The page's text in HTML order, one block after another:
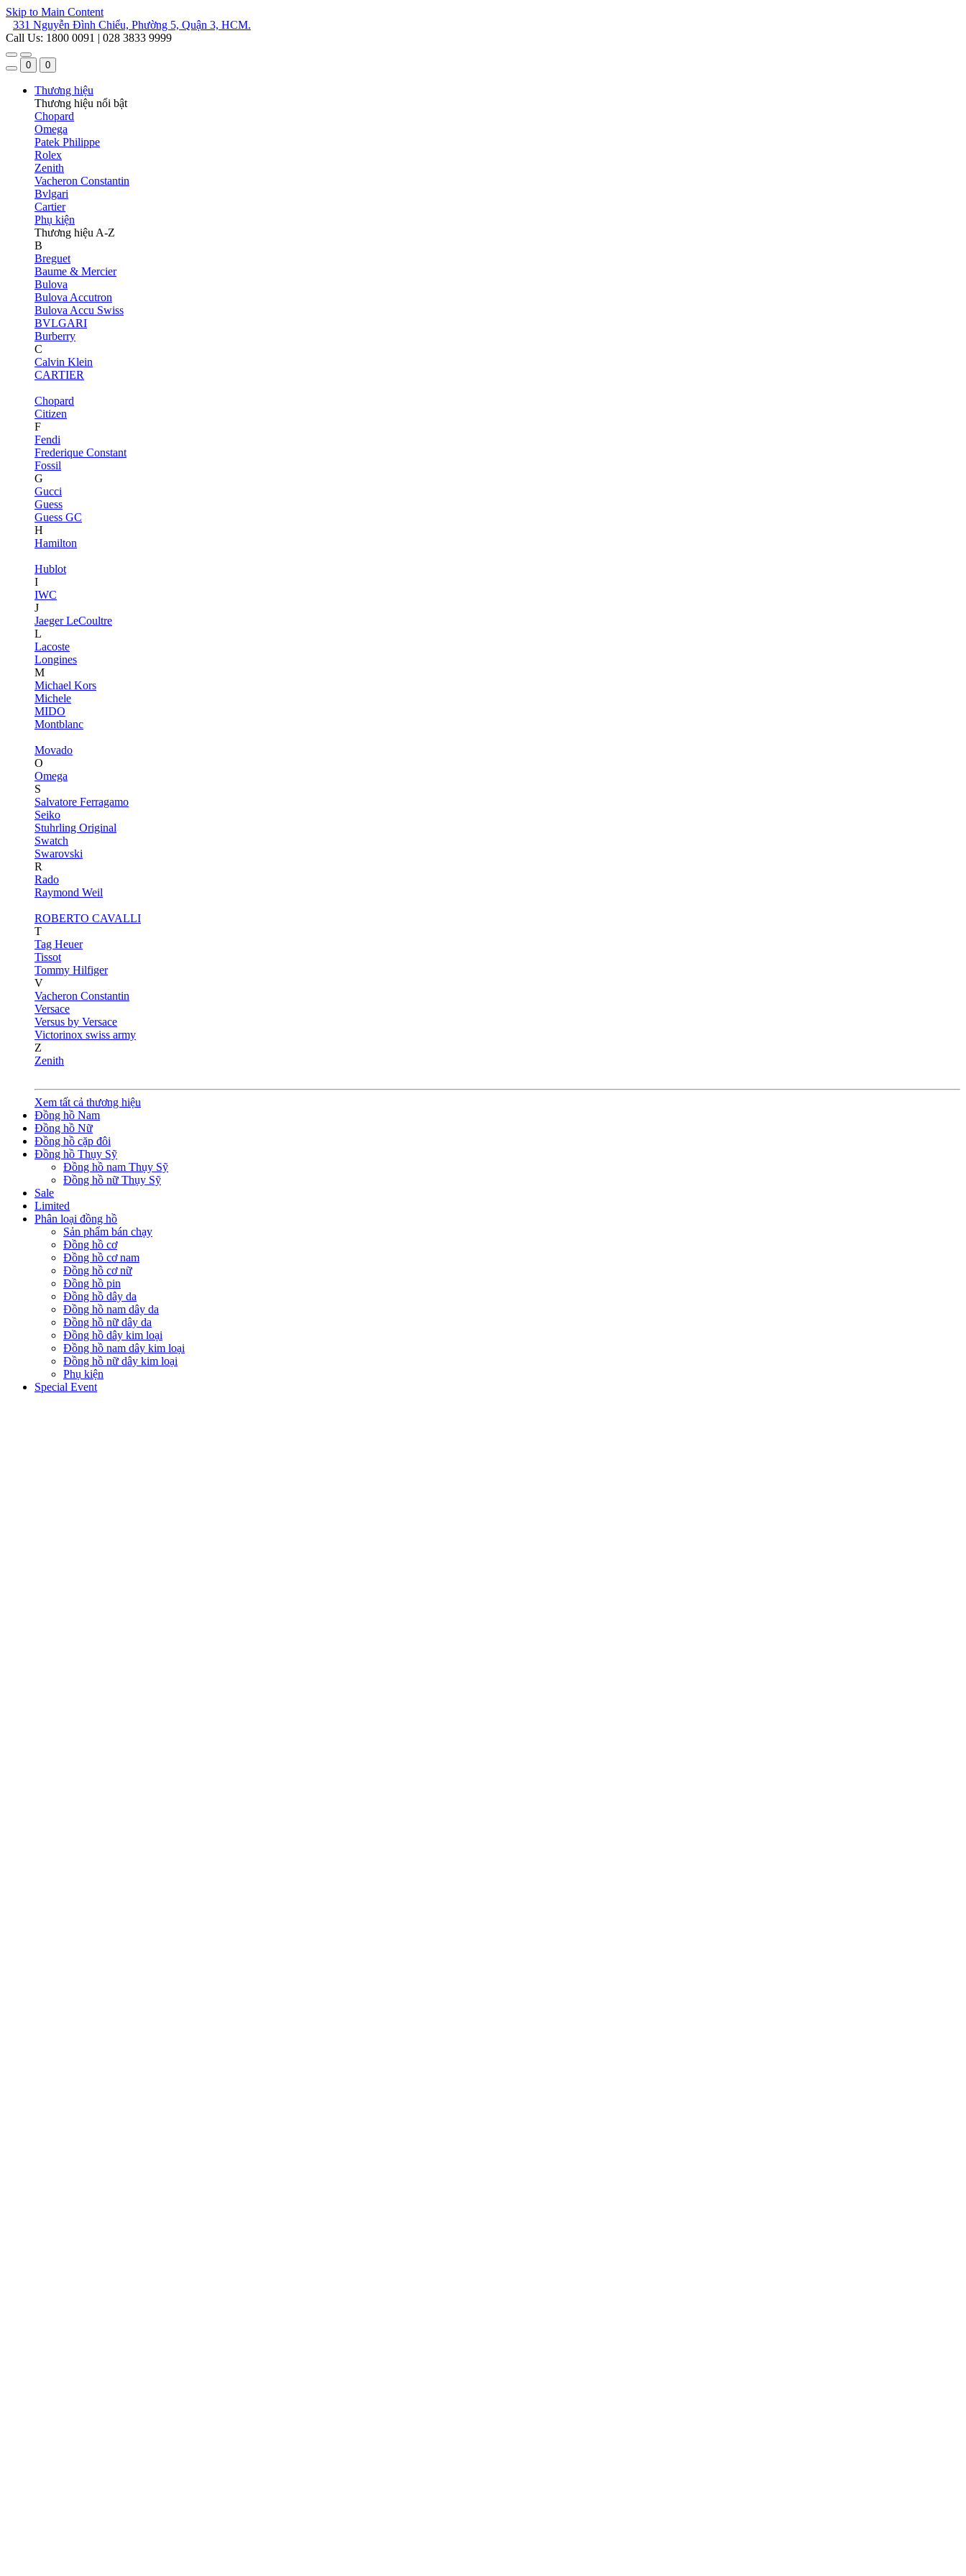
Skip to Main Content
331 Nguyễn Đình Chiểu, Phường 5, Quận 3, HCM.
Call Us: 1800 0091 | 028 3833 9999
0 0
Thương hiệu
Thương hiệu nổi bật
Chopard
Omega
Patek Philippe
Rolex
Zenith
Vacheron Constantin
Bvlgari
Cartier
Phụ kiện
Thương hiệu A-Z
B
Breguet
Baume & Mercier
Bulova
Bulova Accutron
Bulova Accu Swiss
BVLGARI
Burberry
C
Calvin Klein
CARTIER
Chopard
Citizen
F
Fendi
Frederique Constant
Fossil
G
Gucci
Guess
Guess GC
H
Hamilton
Hublot
I
IWC
J
Jaeger LeCoultre
L
Lacoste
Longines
M
Michael Kors
Michele
MIDO
Montblanc
Movado
O
Omega
S
Salvatore Ferragamo
Seiko
Stuhrling Original
Swatch
Swarovski
R
Rado
Raymond Weil
ROBERTO CAVALLI
T
Tag Heuer
Tissot
Tommy Hilfiger
V
Vacheron Constantin
Versace
Versus by Versace
Victorinox swiss army
Z
Zenith
Xem tất cả thương hiệu
Đồng hồ Nam
Đồng hồ Nữ
Đồng hồ cặp đôi
Đồng hồ Thụy Sỹ
Đồng hồ nam Thụy Sỹ
Đồng hồ nữ Thụy Sỹ
Sale
Limited
Phân loại đồng hồ
Sản phẩm bán chạy
Đồng hồ cơ
Đồng hồ cơ nam
Đồng hồ cơ nữ
Đồng hồ pin
Đồng hồ dây da
Đồng hồ nam dây da
Đồng hồ nữ dây da
Đồng hồ dây kim loại
Đồng hồ nam dây kim loại
Đồng hồ nữ dây kim loại
Phụ kiện
Special Event